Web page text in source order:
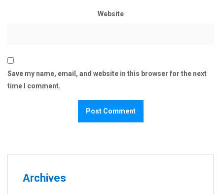
Website
Save my name, email, and website in this browser for the next
time I comment.
Archives